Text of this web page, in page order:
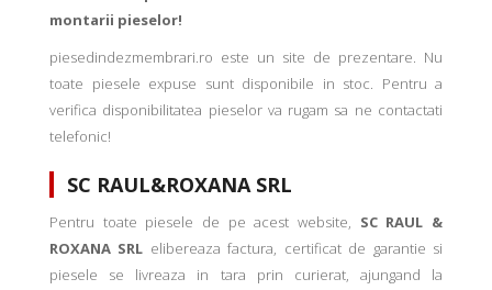
montarii pieselor!
piesedindezmembrari.ro este un site de prezentare. Nu
toate piesele expuse sunt disponibile in stoc. Pentru a
verifica disponibilitatea pieselor va rugam sa ne contactati
telefonic!
SC RAUL&ROXANA SRL
Pentru toate piesele de pe acest website, SC RAUL &
ROXANA SRL elibereaza factura, certificat de garantie si
piesele se livreaza in tara prin curierat, ajungand la